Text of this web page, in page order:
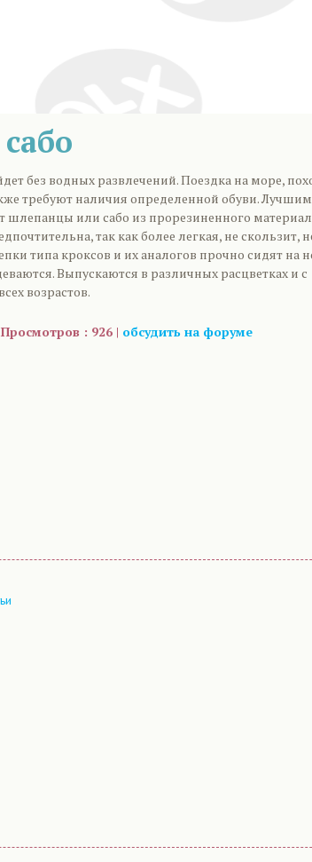
без водных развлечений. Поездка на море,
требуют наличия определенной обуви. Лучшим
шлепанцы или сабо из прорезиненного
так как более легкая, не скользит,
типа кроксов и их аналогов прочно сидят на
Выпускаются в различных расцветках и с
возрастов.
: 926 | обсудить на форуме